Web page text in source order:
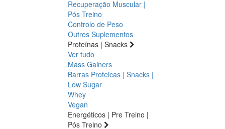
Recuperação Muscular |
Pós Treino
Controlo de Peso
Outros Suplementos
Proteínas | Snacks
Ver tudo
Mass Gainers
Barras Proteicas | Snacks |
Low Sugar
Whey
Vegan
Energéticos | Pre Treino |
Pós Treino